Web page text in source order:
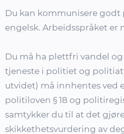
Du kan kommunisere godt
engelsk. Arbeidsspråket er
Du må ha plettfri vandel
tjeneste i politiet og
utvidet) må innhentes ved
politiloven § 18 og
samtykker du til at det
skikkethetsvurdering av